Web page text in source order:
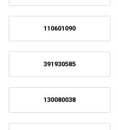
110601090
391930585
130080038